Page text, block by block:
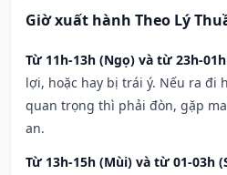
Giờ xuất hành Theo Lý
Từ 11h-13h (Ngọ) và từ 23h-
lợi, hoặc hay bị trái ý. Nếu ra đi
quan trọng thì phải đòn, gặp
an.
Từ 13h-15h (Mùi) và từ 01-03h